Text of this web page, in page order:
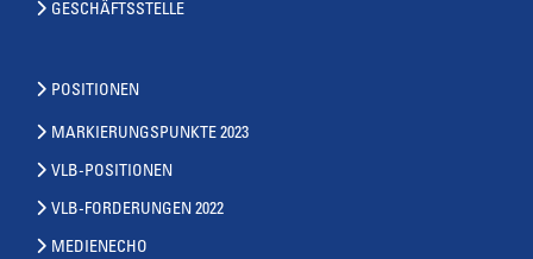
GESCHÄFTSSTELLE
POSITIONEN
MARKIERUNGSPUNKTE 2023
VLB-POSITIONEN
VLB-FORDERUNGEN 2022
MEDIENECHO